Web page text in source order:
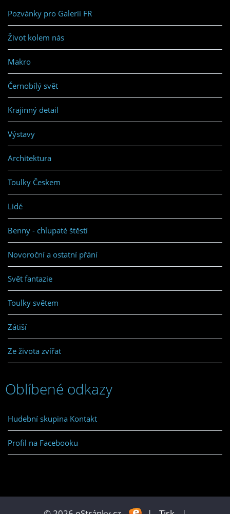
Pozvánky pro Galerii FR
Život kolem nás
Makro
Černobílý svět
Krajinný detail
Výstavy
Architektura
Toulky Českem
Lidé
Benny - chlupaté štěstí
Novoroční a ostatní přání
Svět fantazie
Toulky světem
Zátiší
Ze života zvířat
Oblíbené odkazy
Hudební skupina Kontakt
Profil na Facebooku